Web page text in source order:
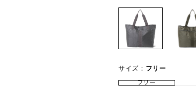
サイズ： フリー
フリー